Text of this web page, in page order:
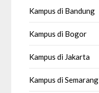
Kampus di Bandung
Kampus di Bogor
Kampus di Jakarta
Kampus di Semarang